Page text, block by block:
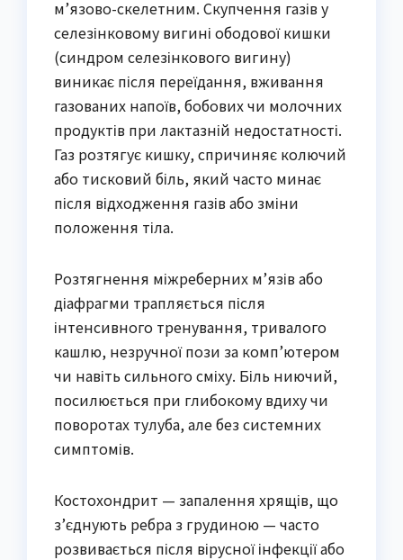
м’язово-скелетним. Скупчення газів у
селезінковому вигині ободової кишки
(синдром селезінкового вигину)
виникає після переїдання, вживання
газованих напоїв, бобових чи молочних
продуктів при лактазній недостатності.
Газ розтягує кишку, спричиняє колючий
або тисковий біль, який часто минає
після відходження газів або зміни
положення тіла.
Розтягнення міжреберних м’язів або
діафрагми трапляється після
інтенсивного тренування, тривалого
кашлю, незручної пози за комп’ютером
чи навіть сильного сміху. Біль ниючий,
посилюється при глибокому вдиху чи
поворотах тулуба, але без системних
симптомів.
Костохондрит — запалення хрящів, що
з’єднують ребра з грудиною — часто
розвивається після вірусної інфекції або